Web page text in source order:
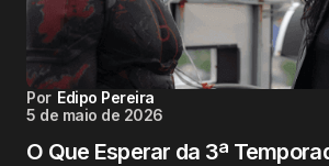
Por Edipo Pereira
5 de maio de 2026
O Que Esperar da 3ª